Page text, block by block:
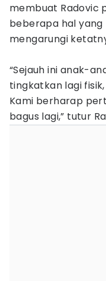
membuat Radovic
beberapa hal
mengarungi
“Sejauh ini anak-
tingkatkan lagi
Kami berharap
bagus lagi,” tutur